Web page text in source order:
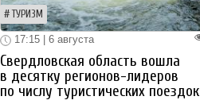
ТУРИЗМ
17:15 | 6 августа
Свердловская область вошла
в десятку регионов-лидеров
по числу туристических поездок